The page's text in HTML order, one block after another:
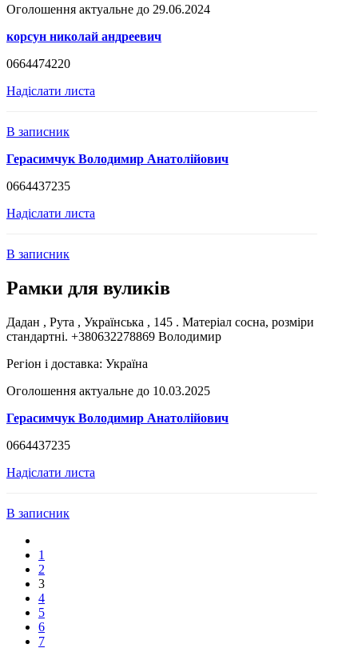
Оголошення актуальне до 29.06.2024
корсун николай андреевич
0664474220
Надіслати листа
В записник
Герасимчук Володимир Анатолійович
0664437235
Надіслати листа
В записник
Рамки для вуликів
Дадан , Рута , Українська , 145 . Матеріал сосна, розміри
стандартні. +380632278869 Володимир
Регіон і доставка: Україна
Оголошення актуальне до 10.03.2025
Герасимчук Володимир Анатолійович
0664437235
Надіслати листа
В записник
1
2
3
4
5
6
7